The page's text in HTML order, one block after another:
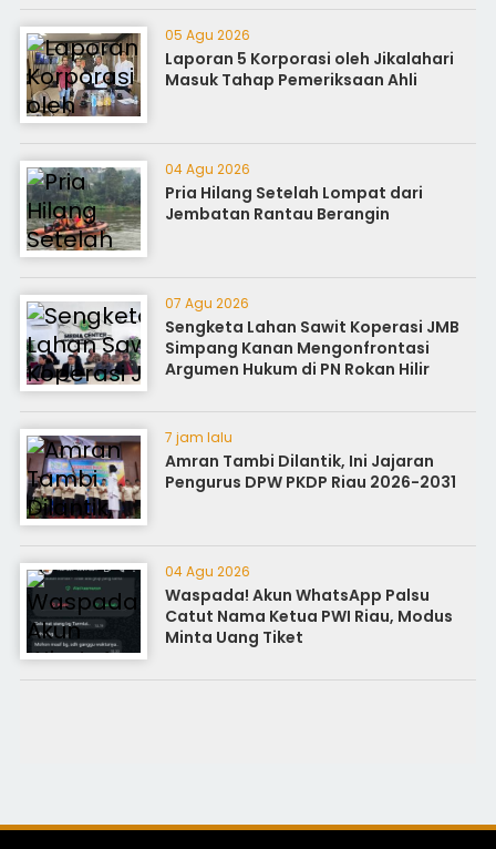
05 Agu 2026
Laporan 5 Korporasi oleh Jikalahari
Masuk Tahap Pemeriksaan Ahli
04 Agu 2026
Pria Hilang Setelah Lompat dari
Jembatan Rantau Berangin
07 Agu 2026
Sengketa Lahan Sawit Koperasi JMB
Simpang Kanan Mengonfrontasi
Argumen Hukum di PN Rokan Hilir
7 jam lalu
Amran Tambi Dilantik, Ini Jajaran
Pengurus DPW PKDP Riau 2026-2031
04 Agu 2026
Waspada! Akun WhatsApp Palsu
Catut Nama Ketua PWI Riau, Modus
Minta Uang Tiket